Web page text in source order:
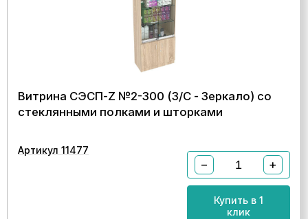
Витрина СЭСП-Z №2-300 (З/C - Зеркало) со
стеклянными полками и шторками
Артикул 11477
− +
Купить в 1
клик